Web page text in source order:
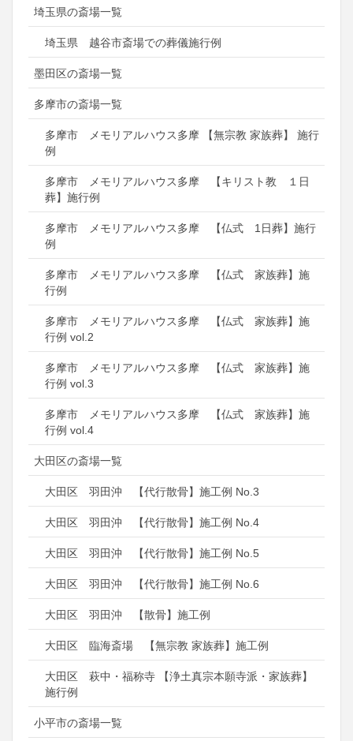
埼玉県の斎場一覧
埼玉県 越谷市斎場での葬儀施行例
墨田区の斎場一覧
多摩市の斎場一覧
多摩市 メモリアルハウス多摩 【無宗教 家族葬】 施行
例
多摩市 メモリアルハウス多摩 【キリスト教 １日
葬】施行例
多摩市 メモリアルハウス多摩 【仏式 1日葬】施行
例
多摩市 メモリアルハウス多摩 【仏式 家族葬】施
行例
多摩市 メモリアルハウス多摩 【仏式 家族葬】施
行例 vol.2
多摩市 メモリアルハウス多摩 【仏式 家族葬】施
行例 vol.3
多摩市 メモリアルハウス多摩 【仏式 家族葬】施
行例 vol.4
大田区の斎場一覧
大田区 羽田沖 【代行散骨】施工例 No.3
大田区 羽田沖 【代行散骨】施工例 No.4
大田区 羽田沖 【代行散骨】施工例 No.5
大田区 羽田沖 【代行散骨】施工例 No.6
大田区 羽田沖 【散骨】施工例
大田区 臨海斎場 【無宗教 家族葬】施工例
大田区 萩中・福称寺 【浄土真宗本願寺派・家族葬】
施行例
小平市の斎場一覧